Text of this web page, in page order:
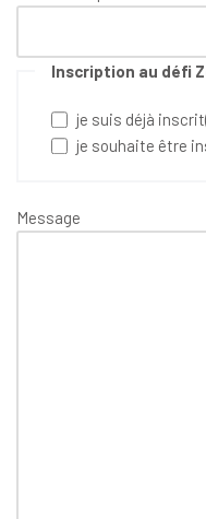
Inscription au défi
je suis déjà
je souhaite être
Message